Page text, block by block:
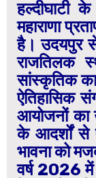
हल्दीघाटी
महाराणा
है। उदयपुर
राजतिलक
सांस्कृतिक
ऐतिहासिक
आयोजनों का
के आदर्शों से
भावना को
वर्ष 2026 में